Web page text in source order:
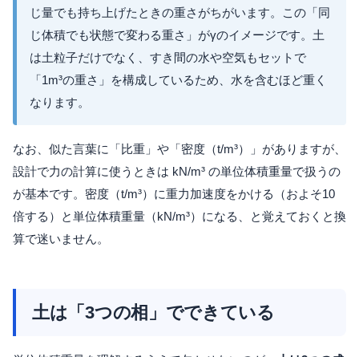
じ量でも持ち上げたときの重さがちがいます。この「同
じ体積でも状態で変わる重さ」がγのイメージです。土
は土粒子だけでなく、すき間の水や空気もセットで
「1m³の重さ」を構成しているため、水を含むほど重く
なります。
なお、似た言葉に「比重」や「密度（t/m³）」がありますが、
設計で力の計算に使うときは kN/m³ の単位体積重量で扱うの
が基本です。密度（t/m³）に重力加速度をかける（およそ10
倍する）と単位体積重量（kN/m³）になる、と覚えておくと換
算で迷いません。
土は「3つの相」でできている